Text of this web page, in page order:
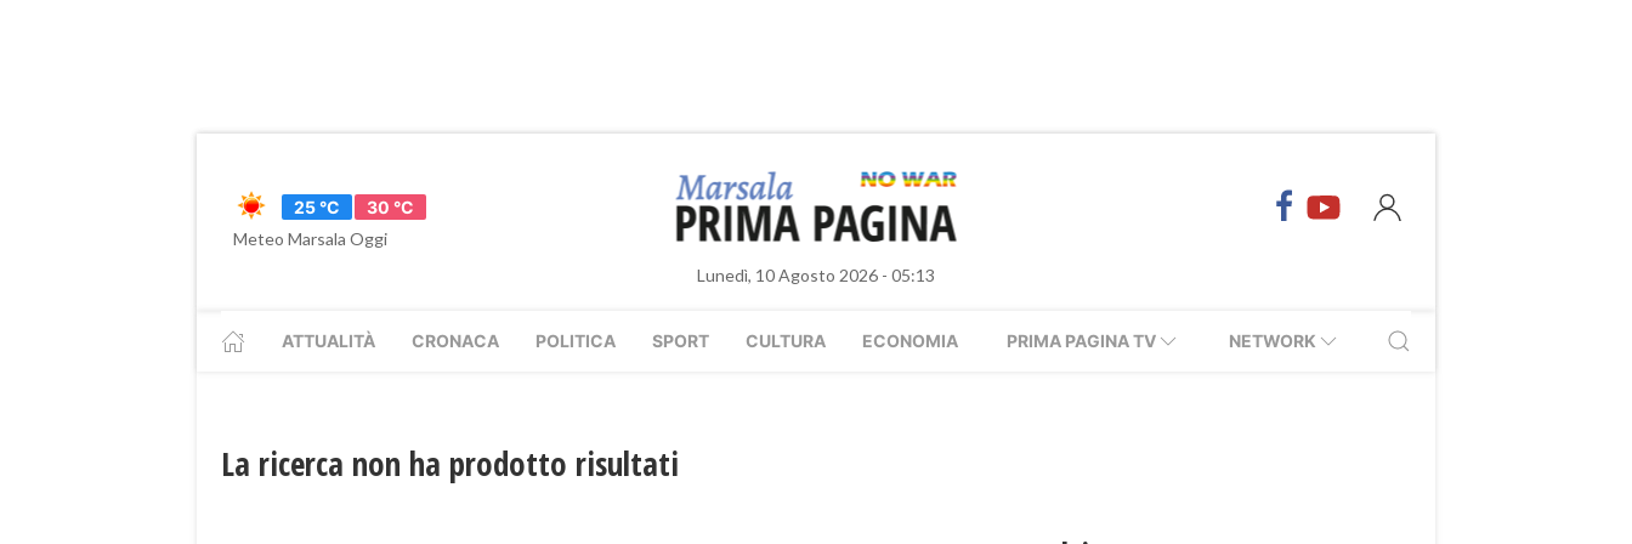
25 °C
30 °C
Meteo Marsala Oggi
Lunedì, 10 Agosto 2026 - 05:13
ATTUALITÀ CRONACA POLITICA SPORT CULTURA ECONOMIA PRIMA PAGINA TV NETWORK
La ricerca non ha prodotto risultati